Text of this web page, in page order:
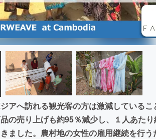
アへ訪れる観光客の方は激減しているこ
の売り上げも約95％減少し、１人あた
ました。農村地の女性の雇用継続を行